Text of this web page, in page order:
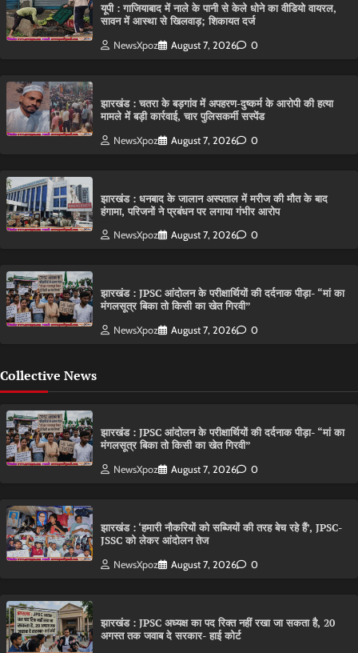
यूपी : गाजियाबाद में नाले के पानी से केले धोने का वीडियो वायरल,
सावन में आस्था से खिलवाड़; शिकायत दर्ज
NewsXpoz August 7, 2026 0
झारखंड : चतरा के बड़गांव में अपहरण-दुष्कर्म के आरोपी की हत्या
मामले में बड़ी कार्रवाई, चार पुलिसकर्मी सस्पेंड
NewsXpoz August 7, 2026 0
झारखंड : धनबाद के जालान अस्पताल में मरीज की मौत के बाद
हंगामा, परिजनों ने प्रबंधन पर लगाया गंभीर आरोप
NewsXpoz August 7, 2026 0
झारखंड : JPSC आंदोलन के परीक्षार्थियों की दर्दनाक पीड़ा- “मां का
मंगलसूत्र बिका तो किसी का खेत गिरवी”
NewsXpoz August 7, 2026 0
Collective News
झारखंड : JPSC आंदोलन के परीक्षार्थियों की दर्दनाक पीड़ा- “मां का
मंगलसूत्र बिका तो किसी का खेत गिरवी”
NewsXpoz August 7, 2026 0
झारखंड : ‘हमारी नौकरियों को सब्जियों की तरह बेच रहे हैं’, JPSC-
JSSC को लेकर आंदोलन तेज
NewsXpoz August 7, 2026 0
झारखंड : JPSC अध्यक्ष का पद रिक्त नहीं रखा जा सकता है, 20
अगस्त तक जवाब दे सरकार- हाई कोर्ट